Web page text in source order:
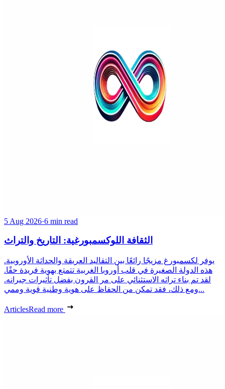
5 Aug 2026·6 min read
الثقافة اللوكسمبورغية: التاريخ والتراث
يوفر لكسمبورغ مزيجًا رائعًا بين التقاليد العريقة والحداثة الأوروبية.
هذه الدولة الصغيرة في قلب أوروبا الغربية تتمتع بهوية فريدة حقًا.
لقد تم بناء تراثه الاستثنائي على مر القرون بفضل تأثيرات جيرانه.
ومع ذلك، فقد تمكن من الحفاظ على هوية وطنية قوية وممي...
ArticlesRead more